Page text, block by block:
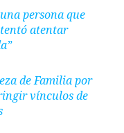
persona que
atentar
de Familia por
vínculos de